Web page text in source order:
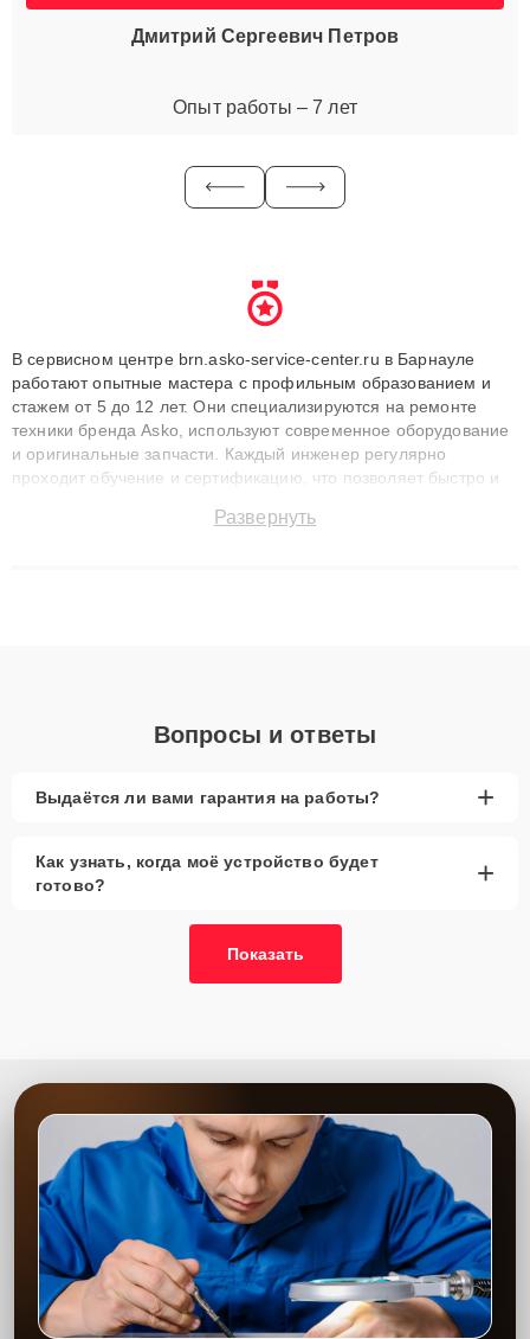
Дмитрий Сергеевич Петров
Опыт работы – 7 лет
В сервисном центре brn.asko-service-center.ru в Барнауле
работают опытные мастера с профильным образованием и
стажем от 5 до 12 лет. Они специализируются на ремонте
техники бренда Asko, используют современное оборудование
и оригинальные запчасти. Каждый инженер регулярно
проходит обучение и сертификацию, что позволяет быстро и
сохранением гарантии до 3 лет. Наши мастера решают
Развернуть
Вопросы и ответы
Выдаётся ли вами гарантия на работы? +
Как узнать, когда моё устройство будет
готово?
+
Показать